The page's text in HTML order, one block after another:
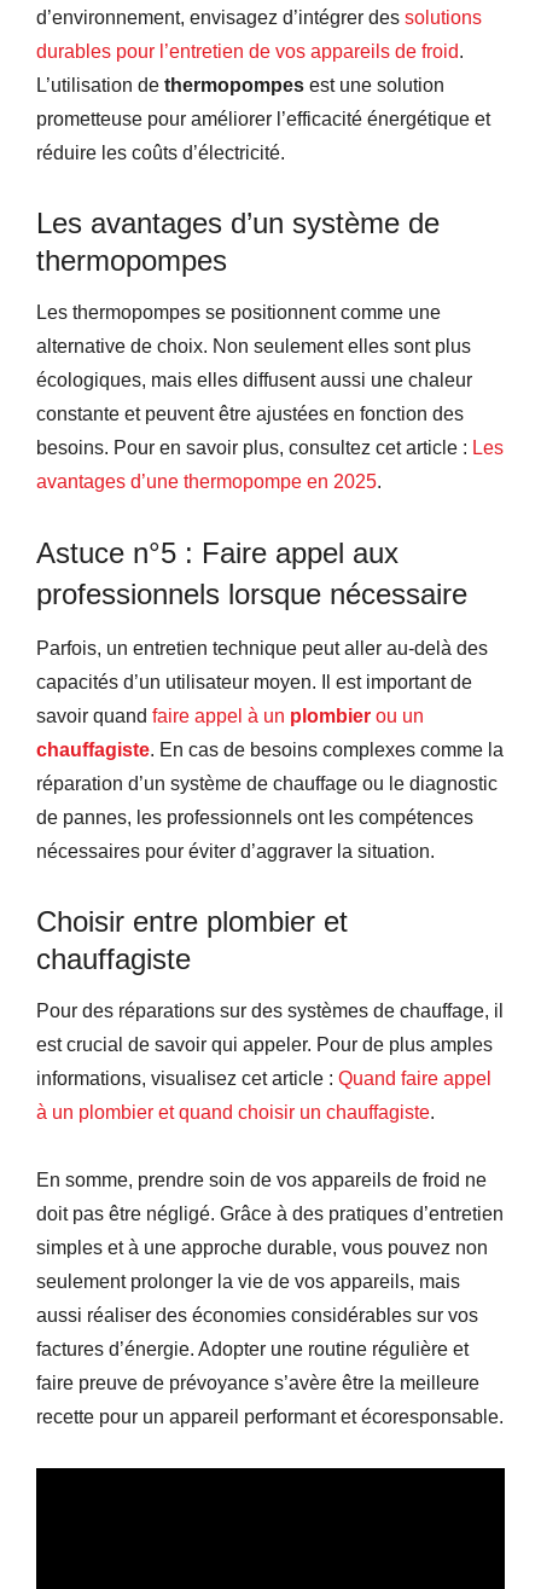
d’environnement, envisagez d’intégrer des solutions
durables pour l’entretien de vos appareils de froid.
L’utilisation de thermopompes est une solution
prometteuse pour améliorer l’efficacité énergétique et
réduire les coûts d’électricité.
Les avantages d’un système de
thermopompes
Les thermopompes se positionnent comme une
alternative de choix. Non seulement elles sont plus
écologiques, mais elles diffusent aussi une chaleur
constante et peuvent être ajustées en fonction des
besoins. Pour en savoir plus, consultez cet article : Les
avantages d’une thermopompe en 2025.
Astuce n°5 : Faire appel aux
professionnels lorsque nécessaire
Parfois, un entretien technique peut aller au-delà des
capacités d’un utilisateur moyen. Il est important de
savoir quand faire appel à un plombier ou un
chauffagiste. En cas de besoins complexes comme la
réparation d’un système de chauffage ou le diagnostic
de pannes, les professionnels ont les compétences
nécessaires pour éviter d’aggraver la situation.
Choisir entre plombier et
chauffagiste
Pour des réparations sur des systèmes de chauffage, il
est crucial de savoir qui appeler. Pour de plus amples
informations, visualisez cet article : Quand faire appel
à un plombier et quand choisir un chauffagiste.
En somme, prendre soin de vos appareils de froid ne
doit pas être négligé. Grâce à des pratiques d’entretien
simples et à une approche durable, vous pouvez non
seulement prolonger la vie de vos appareils, mais
aussi réaliser des économies considérables sur vos
factures d’énergie. Adopter une routine régulière et
faire preuve de prévoyance s’avère être la meilleure
recette pour un appareil performant et écoresponsable.